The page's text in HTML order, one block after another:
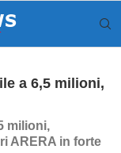
a 6,5 milioni,
milioni,
ARERA in forte